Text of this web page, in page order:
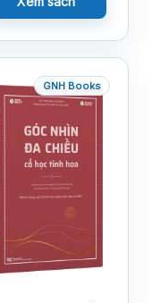
GNH Books